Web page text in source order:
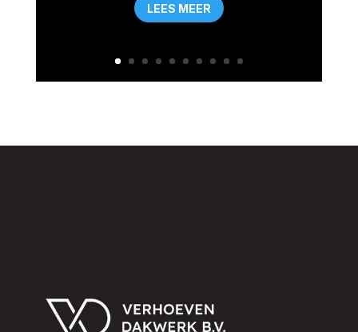
LEES MEER